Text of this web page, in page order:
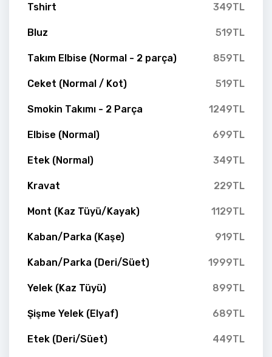
Tshirt 349TL
Bluz 519TL
Takım Elbise (Normal - 2 parça) 859TL
Ceket (Normal / Kot) 519TL
Smokin Takımı - 2 Parça 1249TL
Elbise (Normal) 699TL
Etek (Normal) 349TL
Kravat 229TL
Mont (Kaz Tüyü/Kayak) 1129TL
Kaban/Parka (Kaşe) 919TL
Kaban/Parka (Deri/Süet) 1999TL
Yelek (Kaz Tüyü) 899TL
Şişme Yelek (Elyaf) 689TL
Etek (Deri/Süet) 449TL